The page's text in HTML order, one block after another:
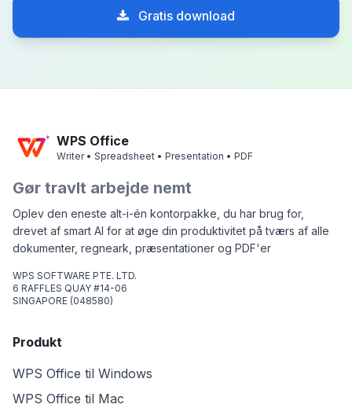
Gratis download
WPS Office
Writer • Spreadsheet • Presentation • PDF
Gør travlt arbejde nemt
Oplev den eneste alt-i-én kontorpakke, du har brug for,
drevet af smart AI for at øge din produktivitet på tværs af alle
dokumenter, regneark, præsentationer og PDF'er
WPS SOFTWARE PTE. LTD.
6 RAFFLES QUAY #14-06
SINGAPORE (048580)
Produkt
WPS Office til Windows
WPS Office til Mac